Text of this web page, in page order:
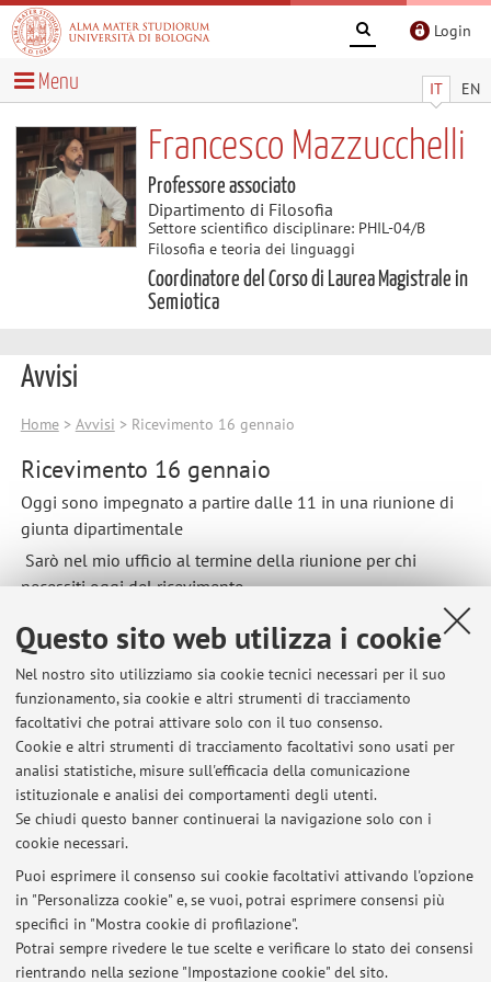
Questo sito web utilizza i cookie
Nel nostro sito utilizziamo sia cookie tecnici necessari per il suo
funzionamento, sia cookie e altri strumenti di tracciamento
facoltativi che potrai attivare solo con il tuo consenso.
Cookie e altri strumenti di tracciamento facoltativi sono usati per
analisi statistiche, misure sull'efficacia della comunicazione
istituzionale e analisi dei comportamenti degli utenti.
Se chiudi questo banner continuerai la navigazione solo con i
cookie necessari.
Puoi esprimere il consenso sui cookie facoltativi attivando l'opzione
in "Personalizza cookie" e, se vuoi, potrai esprimere consensi più
specifici in "Mostra cookie di profilazione".
Potrai sempre rivedere le tue scelte e verificare lo stato dei consensi
rientrando nella sezione "Impostazione cookie" del sito.
Login
IT EN
Menu
Francesco Mazzucchelli
Professore associato
Dipartimento di Filosofia
Settore scientifico disciplinare: PHIL-04/B
Filosofia e teoria dei linguaggi
Coordinatore del Corso di Laurea Magistrale in
Semiotica
Avvisi
Home> Avvisi > Ricevimento 16 gennaio
Ricevimento 16 gennaio
Oggi sono impegnato a partire dalle 11 in una riunione di
giunta dipartimentale
Sarò nel mio ufficio al termine della riunione per chi
necessiti oggi del ricevimento
Ultimi avvisi
Ricevimento annullato 21/5 e 28/5
Pubblicato il: 21 maggio 2026
[SEMIOTICS AND MEMORY STUDIES] Confirmed class today and
tomorrow
Pubblicato il: 22 aprile 2026
[SEMIOTICS OF CULTURAL HERITAGE] Lesson 19 February h 15
Pubblicato il: 18 febbraio 2026